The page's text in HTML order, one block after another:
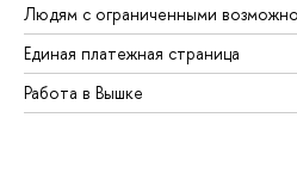
Людям с ограниченными
Единая платежная страница
Работа в Вышке